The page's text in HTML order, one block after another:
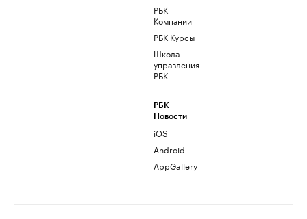
РБК
Компании
РБК Курсы
Школа
управления
РБК
РБК
Новости
iOS
Android
AppGallery